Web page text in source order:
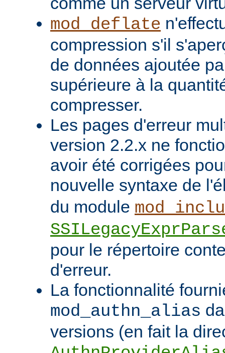
mod_deflate
compression s'il
de données ajoutée
supérieure à la
compresser.
Les pages d'erreur
version 2.2.x ne
avoir été corrigées
nouvelle syntaxe de
du module
pour le répertoire
d'erreur.
La fonctionnalité
mod_authn_alias
versions (en fait la